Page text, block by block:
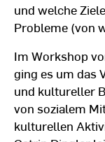
und welche
Probleme (von
Im Workshop
ging es um das
und kultureller
von sozialem
kulturellen